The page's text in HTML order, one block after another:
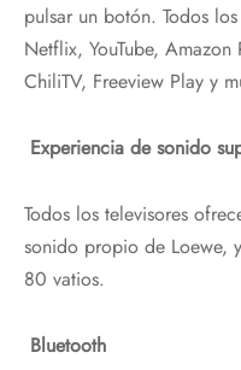
pulsar un botón. Todos
Netflix, YouTube, Amazon
ChiliTV, Freeview Play y
Experiencia de sonido
Todos los televisores
sonido propio de Loewe,
80 vatios.
Bluetooth